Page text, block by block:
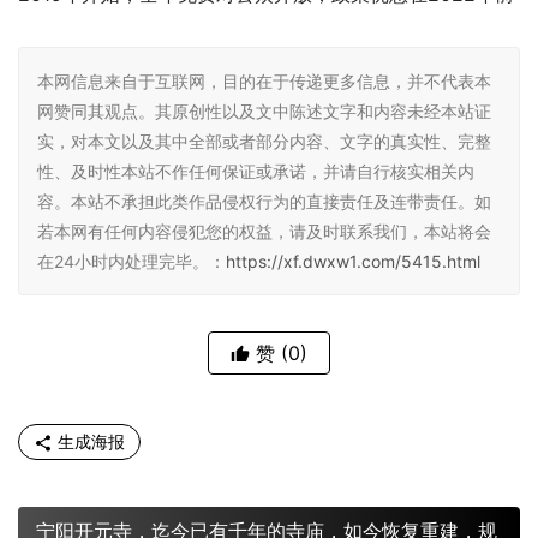
本网信息来自于互联网，目的在于传递更多信息，并不代表本
网赞同其观点。其原创性以及文中陈述文字和内容未经本站证
实，对本文以及其中全部或者部分内容、文字的真实性、完整
性、及时性本站不作任何保证或承诺，并请自行核实相关内
容。本站不承担此类作品侵权行为的直接责任及连带责任。如
若本网有任何内容侵犯您的权益，请及时联系我们，本站将会
在24小时内处理完毕。： https://xf.dwxw1.com/5415.html
赞 (0)
生成海报
宁阳开元寺，迄今已有千年的寺庙，如今恢复重建，规